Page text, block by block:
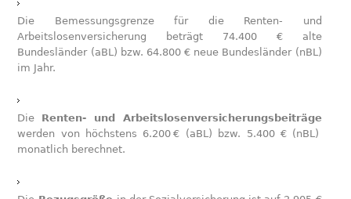
Die Bemessungsgrenze für die Renten- und
Arbeitslosenversicherung beträgt 74.400 € alte
Bundesländer (aBL) bzw. 64.800 € neue Bundesländer (nBL)
im Jahr.
Die Renten- und Arbeitslosenversicherungsbeiträge
werden von höchstens 6.200 € (aBL) bzw. 5.400 € (nBL)
monatlich berechnet.